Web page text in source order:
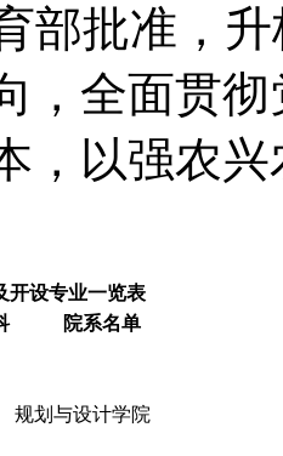
部批准，
，全面贯
，以强农
开设专业一览表
院系名单
规划与设计学院